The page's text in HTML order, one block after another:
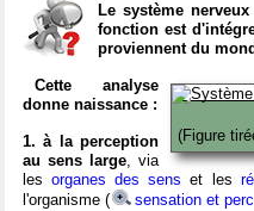
Le système
fonction est
proviennent du
(Figure
Cette analyse
donne naissance :
1. à la perception
au sens large, via
lesorganes des sens et les
l'organisme (
sensation et